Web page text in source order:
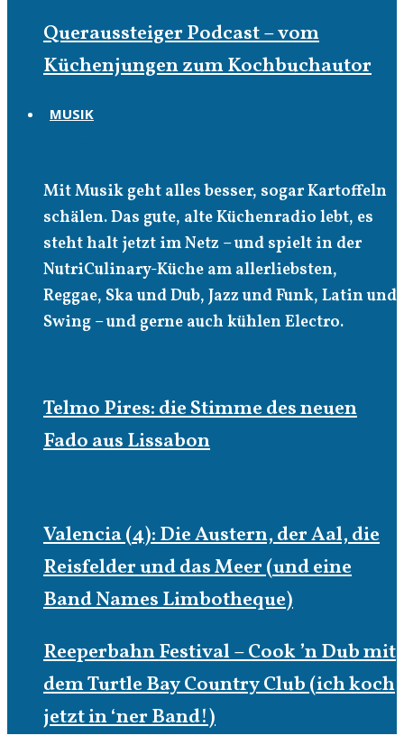
Queraussteiger Podcast – vom
Küchenjungen zum Kochbuchautor
MUSIK
Mit Musik geht alles besser, sogar Kartoffeln
schälen. Das gute, alte Küchenradio lebt, es
steht halt jetzt im Netz – und spielt in der
NutriCulinary-Küche am allerliebsten,
Reggae, Ska und Dub, Jazz und Funk, Latin und
Swing – und gerne auch kühlen Electro.
Telmo Pires: die Stimme des neuen
Fado aus Lissabon
Valencia (4): Die Austern, der Aal, die
Reisfelder und das Meer (und eine
Band Names Limbotheque)
Reeperbahn Festival – Cook ’n Dub mit
dem Turtle Bay Country Club (ich koch
jetzt in ‘ner Band!)